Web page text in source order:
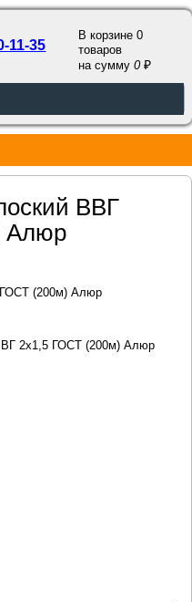
11-35
В корзине 0
товаров
на сумму0
ВВГ
Алюр
ГОСТ (200м) Алюр
2х1,5 ГОСТ (200м) Алюр